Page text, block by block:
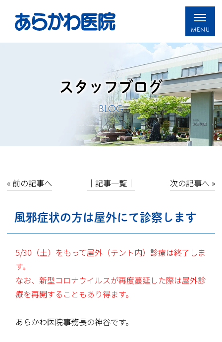
スタッフブログ
BLOG
« 前の記事へ │記事一覧│ 次の記事へ »
風邪症状の方は屋外にて診察します
5/30（土）をもって屋外（テント内）診療は終了しま
す。
なお、新型コロナウイルスが再度蔓延した際は屋外診
療を再開することもあり得ます。
あらかわ医院事務長の神谷です。